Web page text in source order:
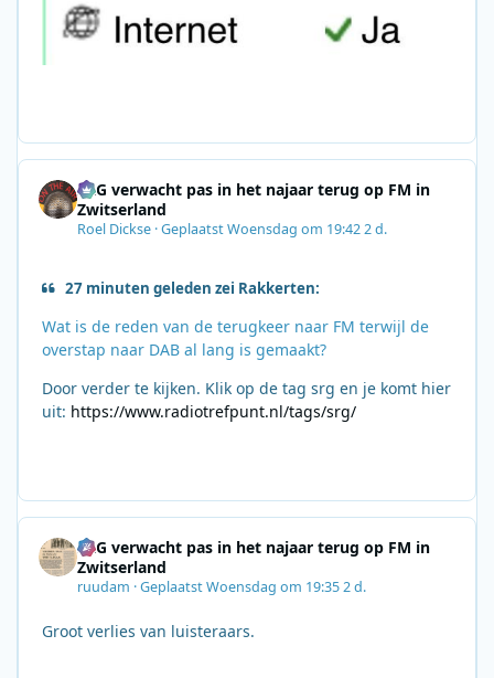
SRG verwacht pas in het najaar terug op FM in
Zwitserland
Roel Dickse ·GeplaatstWoensdag om 19:422 d.
27 minuten geleden zei Rakkerten:
Wat is de reden van de terugkeer naar FM terwijl de
overstap naar DAB al lang is gemaakt?
Door verder te kijken. Klik op de tag srg en je komt hier
uit: https://www.radiotrefpunt.nl/tags/srg/
SRG verwacht pas in het najaar terug op FM in
Zwitserland
ruudam ·GeplaatstWoensdag om 19:352 d.
Groot verlies van luisteraars.